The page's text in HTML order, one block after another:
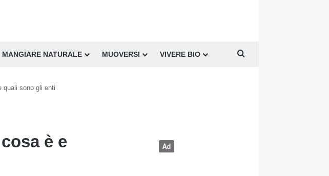
MANGIARE NATURALE MUOVERSI VIVERE BIO
quali sono gli enti
è e